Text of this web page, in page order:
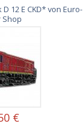
12 E CKD* von Euro-
Shop
€